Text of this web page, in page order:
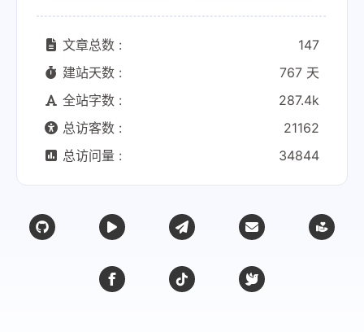
文章总数 :
147
建站天数 :
767 天
全站字数 :
287.4k
总访客数 :
21162
总访问量 :
34844